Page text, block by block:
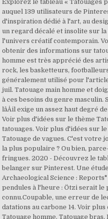
Explorez le tableau « Tatouages
auquel 139 utilisateurs de
d'inspiration dédié à l'art, au
un regard décalé et insolite sur
l'univers créatif contemporain.
obtenir des informations sur
homme est très apprécié des
rock, les basketteurs,
généralement utilisé pour
juil. Tatouage main homme et
à ces besoins du genre
lâÅil exige un assez haut
Voir plus d'idées sur le thème
tatouages. Voir plus d'idées sur
Tatouage de vagues. C'est votre
la plus populaire ? Ou bien,
fringues. 2020 - Découvrez le
belanger sur Pinterest. Une
Archaeological Science :
pendules à l'heure : Ötzi serait le
connu.Coupable, une erreur de
datations au carbone 14. Voir
Tatouage homme, Tatouage bras.